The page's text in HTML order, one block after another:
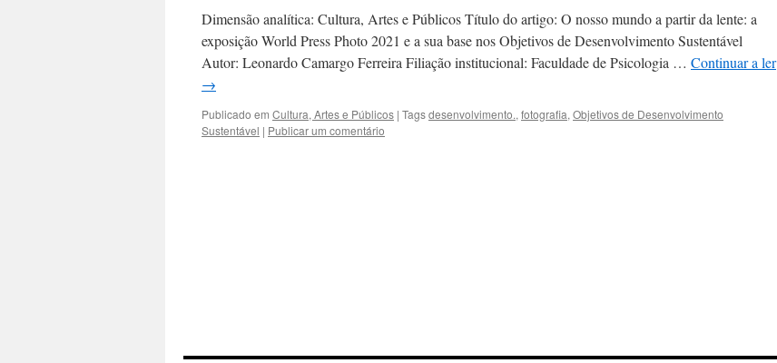
Dimensão analítica: Cultura, Artes e Públicos Título do artigo: O nosso mundo a partir da lente: a
exposição World Press Photo 2021 e a sua base nos Objetivos de Desenvolvimento Sustentável
Autor: Leonardo Camargo Ferreira Filiação institucional: Faculdade de Psicologia … Continuar a ler
→
Publicado em Cultura, Artes e Públicos | Tagsdesenvolvimento., fotografia, Objetivos de Desenvolvimento
Sustentável | Publicar um comentário